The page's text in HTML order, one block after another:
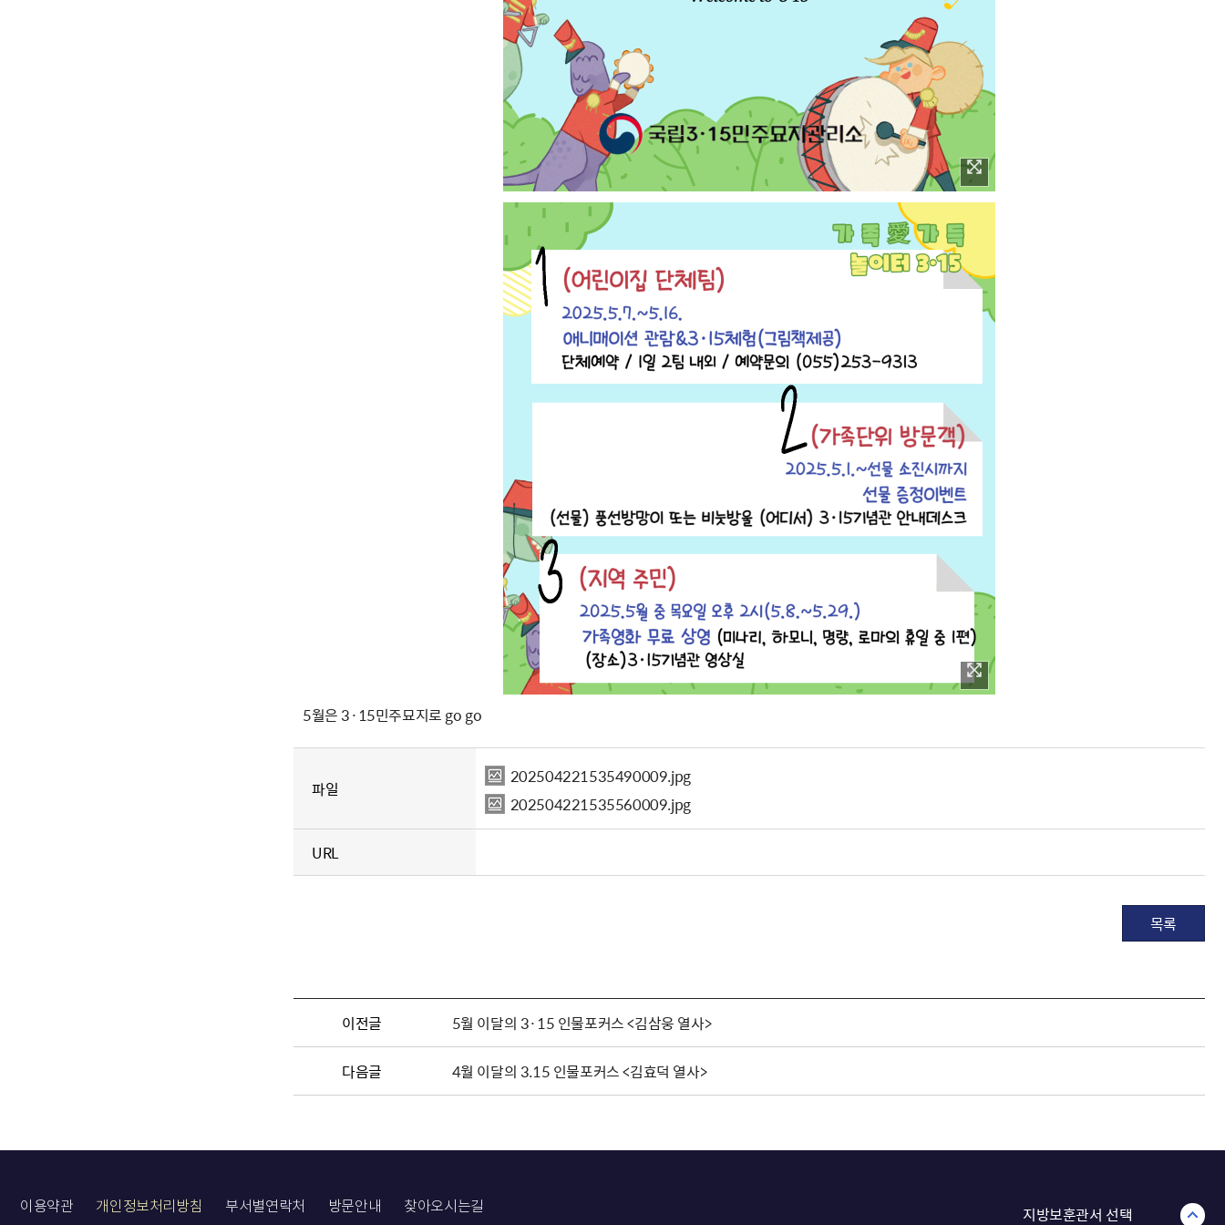
5월은 3·15민주묘지로 go go
파일
202504221535490009.jpg
202504221535560009.jpg
URL
목록
이전글 5월 이달의 3·15 인물포커스 <김삼웅 열사>
다음글 4월 이달의 3.15 인물포커스 <김효덕 열사>
이용약관 개인정보처리방침 부서별연락처 방문안내 찾아오시는길 지방보훈관서 선택